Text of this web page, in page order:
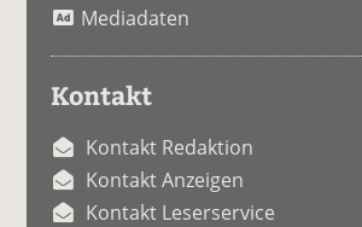
Mediadaten
Kontakt
Kontakt Redaktion
Kontakt Anzeigen
Kontakt Leserservice